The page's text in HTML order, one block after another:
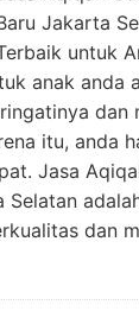
Jakarta
untuk
anak anda
dan
itu, anda
Jasa
Selatan
dan